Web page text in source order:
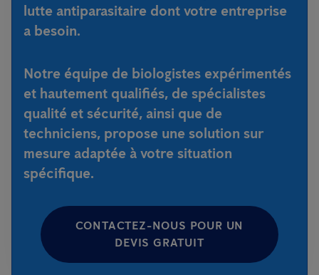
lutte antiparasitaire dont votre entreprise
a besoin.
Notre équipe de biologistes expérimentés
et hautement qualifiés, de spécialistes
qualité et sécurité, ainsi que de
techniciens, propose une solution sur
mesure adaptée à votre situation
spécifique.
CONTACTEZ-NOUS POUR UN
DEVIS GRATUIT